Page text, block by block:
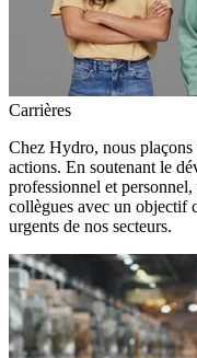
Carrières
Chez Hydro, nous plaçons
actions. En soutenant le
professionnel et
collègues avec un objectif
urgents de nos secteurs.